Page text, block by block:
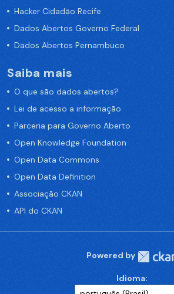
Hacker Cidadão Recife
Dados Abertos Governo Federal
Dados Abertos Pernambuco
Saiba mais
O que são dados abertos?
Lei de acesso a informação
Parceria para Governo Aberto
Open Knowledge Foundation
Open Data Commons
Open Data Definition
Associação CKAN
API do CKAN
Powered by
Idioma